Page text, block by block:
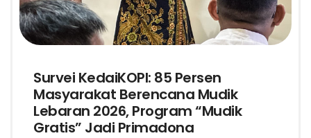
Survei KedaiKOPI: 85 Persen
Masyarakat Berencana Mudik
Lebaran 2026, Program “Mudik
Gratis” Jadi Primadona